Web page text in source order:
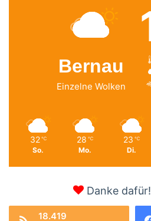
Bernau
Einzelne Wolken
32 ℃
So.
28 ℃
Mo.
23 ℃
Di.
Danke dafür!
18.419